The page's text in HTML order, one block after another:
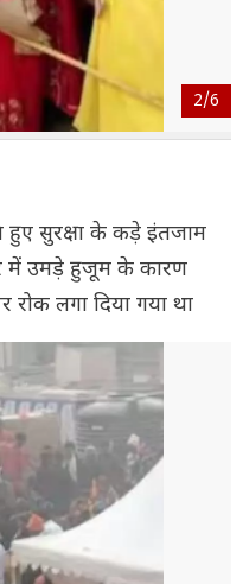
2/6
हुए सुरक्षा के कड़े इंतजाम
में उमड़े हुजूम के कारण
रोक लगा दिया गया था